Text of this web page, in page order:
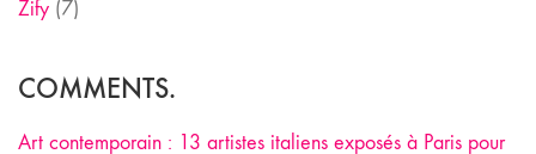
Zify (7)
COMMENTS.
Art contemporain : 13 artistes italiens exposés à Paris pour